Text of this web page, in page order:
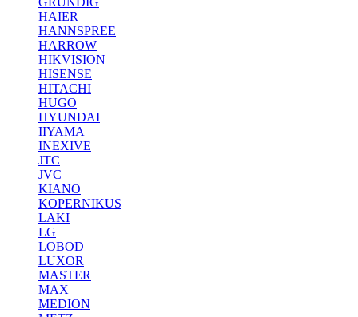
HAIER
HANNSPREE
HARROW
HIKVISION
HISENSE
HITACHI
HUGO
HYUNDAI
IIYAMA
INEXIVE
JTC
JVC
KIANO
KOPERNIKUS
LAKI
LG
LOBOD
LUXOR
MASTER
MAX
MEDION